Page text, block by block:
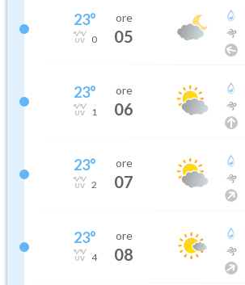
23°
0
ore
05
23°
1
ore
06
23°
2
ore
07
23°
4
ore
08